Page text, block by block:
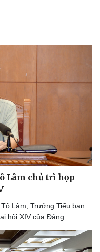
Nam
tích
Lâm chủ trì họp
Lâm, Trưởng Tiểu ban
hội XIV của Đảng.